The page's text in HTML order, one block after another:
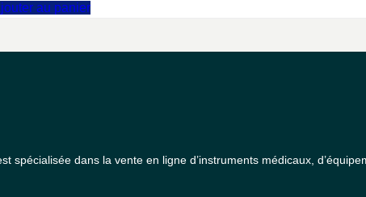
au panier
dans la vente en ligne d’instruments médicaux,